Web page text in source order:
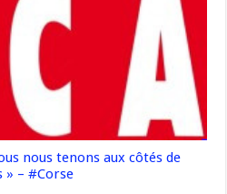
nous tenons aux côtés de
» – #Corse